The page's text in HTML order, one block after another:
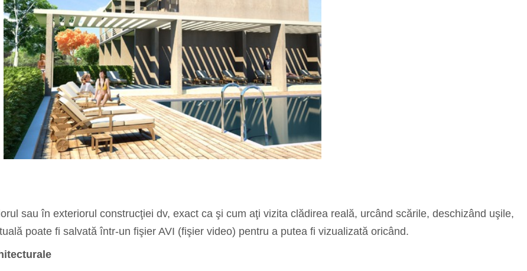
sau în exteriorul construcţiei dv, exact ca şi cum aţi vizita clădirea reală, urcând scările, deschizând uşile,
poate fi salvată într-un fişier AVI (fişier video) pentru a putea fi vizualizată oricând.